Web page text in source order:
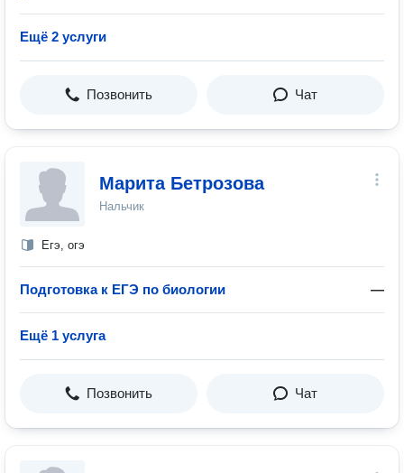
Ещё 2 услуги
Позвонить Чат
Марита Бетрозова
Нальчик
Егэ, огэ
Подготовка к ЕГЭ по биологии —
Ещё 1 услуга
Позвонить Чат